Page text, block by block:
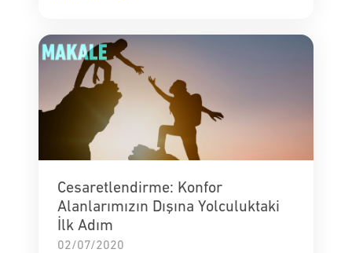
Cesaretlendirme: Konfor
Alanlarımızın Dışına Yolculuktaki
İlk Adım
02/07/2020